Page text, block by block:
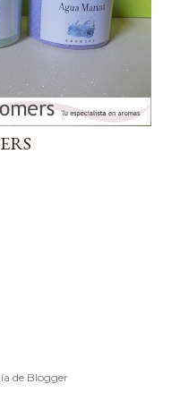
de Blogger